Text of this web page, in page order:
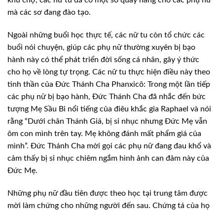
mà các sơ đang đào tạo.
Ngoài những buổi học thực tế, các nữ tu còn tổ chức các
buổi nói chuyện, giúp các phụ nữ thường xuyên bị bạo
hành này có thể phát triển đời sống cá nhân, gây ý thức
cho họ về lòng tự trọng. Các nữ tu thực hiện điều này theo
tinh thần của Đức Thánh Cha Phanxicô: Trong một lần tiếp
các phụ nữ bị bạo hành, Đức Thánh Cha đã nhắc đến bức
tượng Mẹ Sầu Bi nổi tiếng của điêu khắc gia Raphael và nói
rằng “Dưới chân Thánh Giá, bị sỉ nhục nhưng Đức Mẹ vẫn
ôm con mình trên tay. Mẹ không đánh mất phẩm giá của
mình”. Đức Thánh Cha mời gọi các phụ nữ đang đau khổ và
cảm thấy bị sỉ nhục chiêm ngắm hình ảnh can đảm này của
Đức Mẹ.
Những phụ nữ đầu tiên được theo học tại trung tâm được
mời làm chứng cho những người đến sau. Chứng tá của họ